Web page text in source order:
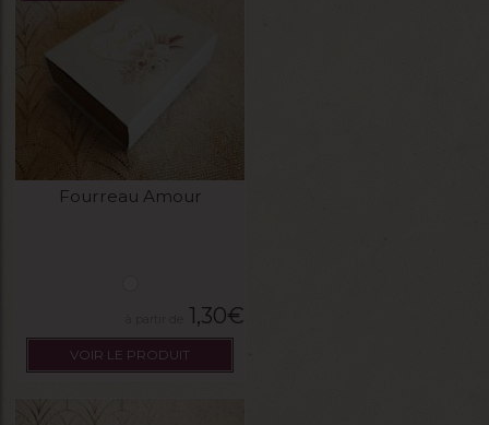
Fourreau Amour
1,30€
VOIR LE PRODUIT